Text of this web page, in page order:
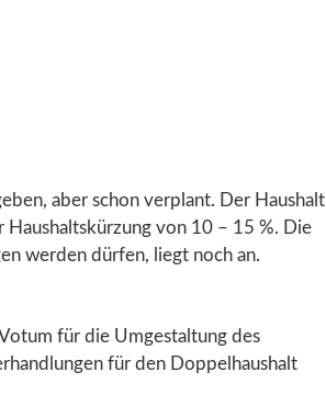
aber schon verplant. Der Haushalt
von 10 – 15 %. Die
werden dürfen, liegt noch an.
für die Umgestaltung des
für den Doppelhaushalt